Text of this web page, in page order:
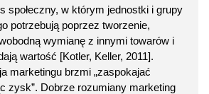
społeczny, w którym jednostki i grupy
potrzebują poprzez tworzenie,
wymianę z innymi towarów i
wartość [Kotler, Keller, 2011].
marketingu brzmi „zaspokajać
zysk”. Dobrze rozumiany marketing